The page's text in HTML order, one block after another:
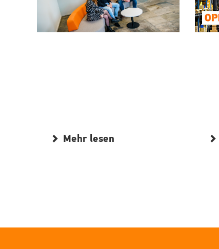
Mehr lesen